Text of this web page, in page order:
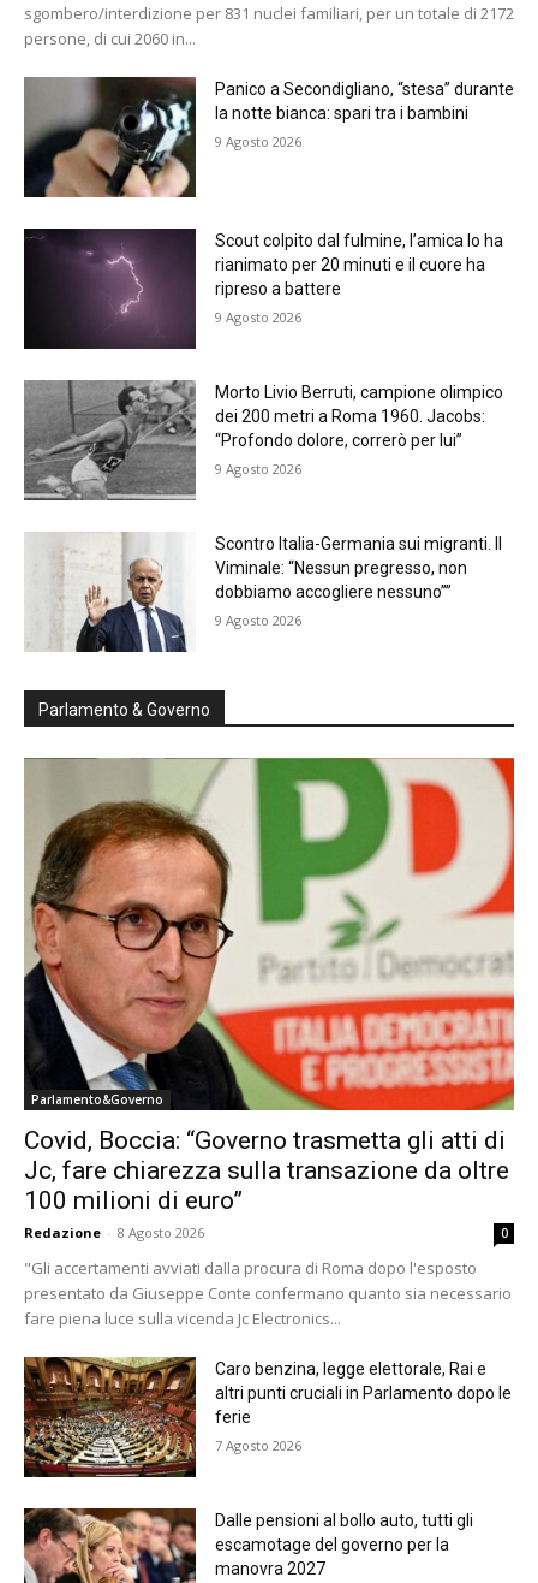
sgombero/interdizione per 831 nuclei familiari, per un totale di 2172
persone, di cui 2060 in...
Panico a Secondigliano, “stesa” durante
la notte bianca: spari tra i bambini
9 Agosto 2026
Scout colpito dal fulmine, l’amica lo ha
rianimato per 20 minuti e il cuore ha
ripreso a battere
9 Agosto 2026
Morto Livio Berruti, campione olimpico
dei 200 metri a Roma 1960. Jacobs:
“Profondo dolore, correrò per lui”
9 Agosto 2026
Scontro Italia-Germania sui migranti. Il
Viminale: “Nessun pregresso, non
dobbiamo accogliere nessuno””
9 Agosto 2026
Parlamento & Governo
Parlamento&Governo
Covid, Boccia: “Governo trasmetta gli atti di
Jc, fare chiarezza sulla transazione da oltre
100 milioni di euro”
Redazione - 8 Agosto 2026 0
"Gli accertamenti avviati dalla procura di Roma dopo l'esposto
presentato da Giuseppe Conte confermano quanto sia necessario
fare piena luce sulla vicenda Jc Electronics...
Caro benzina, legge elettorale, Rai e
altri punti cruciali in Parlamento dopo le
ferie
7 Agosto 2026
Dalle pensioni al bollo auto, tutti gli
escamotage del governo per la
manovra 2027